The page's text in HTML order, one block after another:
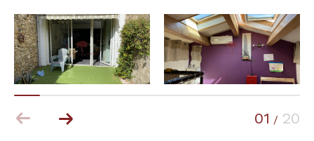
01 / 20
AFFINER LES CRITÈRES
TERRASSE PARKING PISCINE